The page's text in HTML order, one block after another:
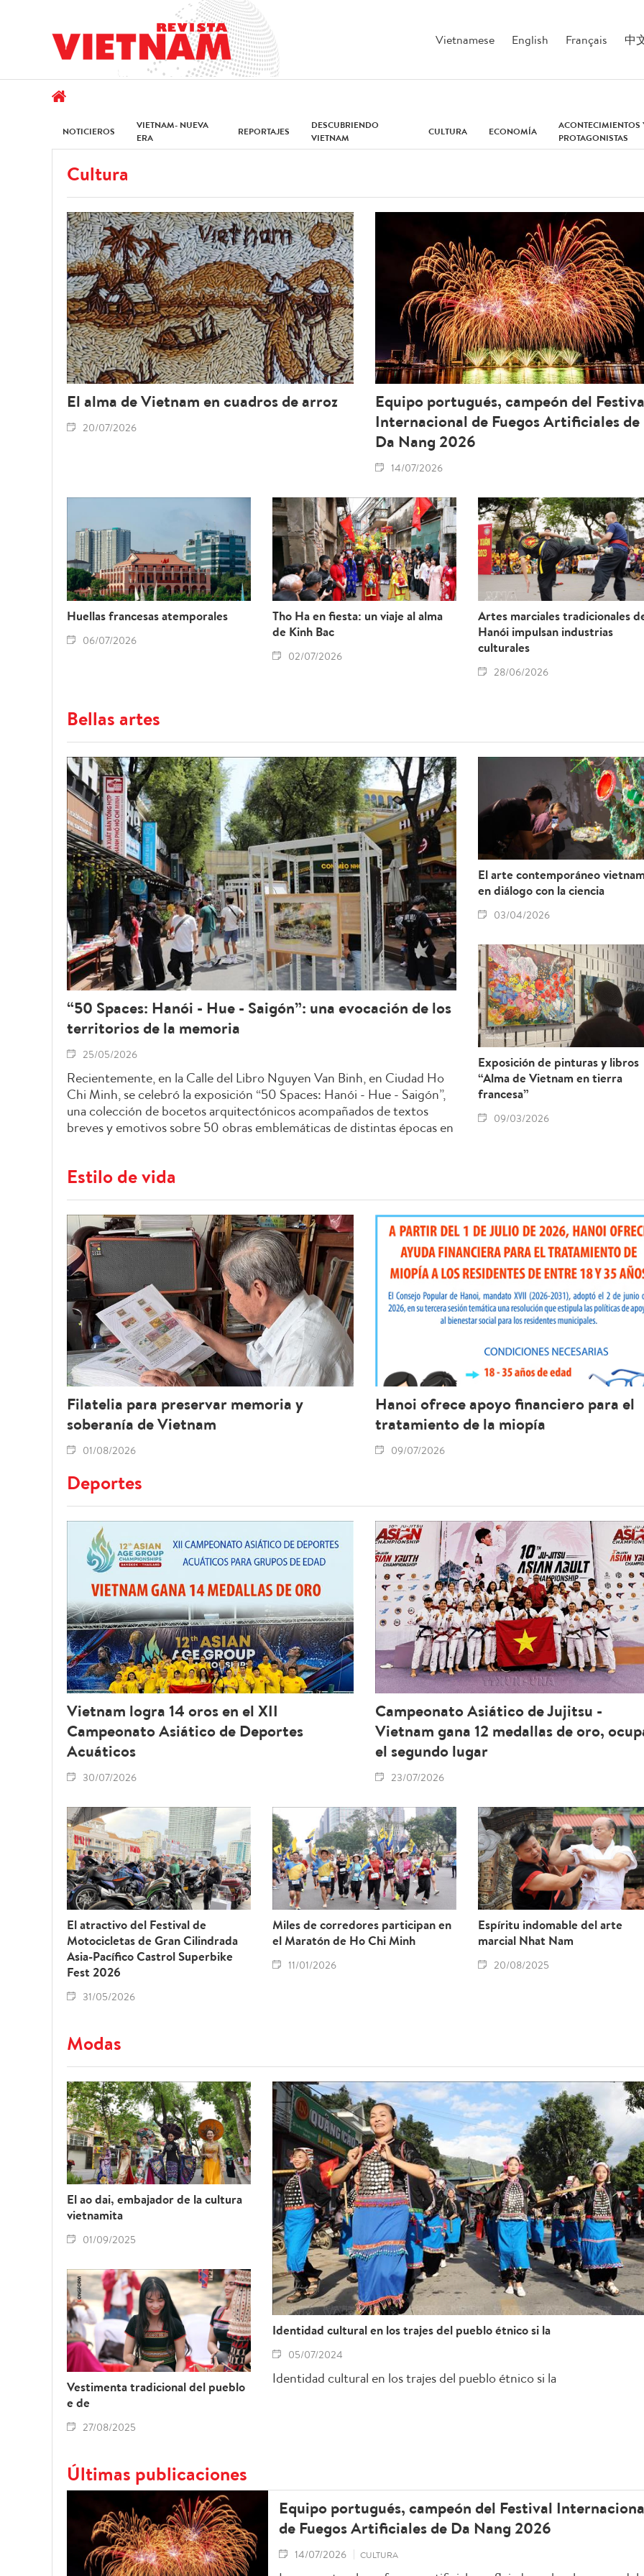
Vietnamese English Français 中
NOTICIEROS
VIETNAM- NUEVA
ERA
REPORTAJES
DESCUBRIENDO
VIETNAM
CULTURA ECONOMÍA
ACONTECIMIENTOS
PROTAGONISTAS
Cultura
El alma de Vietnam en cuadros de arroz
20/07/2026
Equipo portugués, campeón del
Internacional de Fuegos Artificiales de
Da Nang 2026
14/07/2026
Huellas francesas atemporales
06/07/2026
Tho Ha en fiesta: un viaje al alma
de Kinh Bac
02/07/2026
Artes marciales tradicionales
Hanói impulsan industrias
culturales
28/06/2026
Bellas artes
“50 Spaces: Hanói - Hue - Saigón”: una evocación de los
territorios de la memoria
25/05/2026
Recientemente, en la Calle del Libro Nguyen Van Binh, en Ciudad Ho
Chi Minh, se celebró la exposición “50 Spaces: Hanói - Hue - Saigón”,
una colección de bocetos arquitectónicos acompañados de textos
breves y emotivos sobre 50 obras emblemáticas de distintas épocas en
El arte contemporáneo
en diálogo con la ciencia
03/04/2026
Exposición de pinturas y libros
“Alma de Vietnam en tierra
francesa”
09/03/2026
Estilo de vida
Filatelia para preservar memoria y
soberanía de Vietnam
01/08/2026
Hanoi ofrece apoyo financiero para el
tratamiento de la miopía
09/07/2026
Deportes
Vietnam logra 14 oros en el XII
Campeonato Asiático de Deportes
Acuáticos
30/07/2026
Campeonato Asiático de Jujitsu -
Vietnam gana 12 medallas de oro,
el segundo lugar
23/07/2026
El atractivo del Festival de
Motocicletas de Gran Cilindrada
Asia-Pacífico Castrol Superbike
Fest 2026
31/05/2026
Miles de corredores participan en
el Maratón de Ho Chi Minh
11/01/2026
Espíritu indomable del arte
marcial Nhat Nam
20/08/2025
Modas
El ao dai, embajador de la cultura
vietnamita
01/09/2025
Vestimenta tradicional del pueblo
e de
27/08/2025
Identidad cultural en los trajes del pueblo étnico si la
05/07/2024
Identidad cultural en los trajes del pueblo étnico si la
Últimas publicaciones
Equipo portugués, campeón del Festival
de Fuegos Artificiales de Da Nang 2026
14/07/2026 CULTURA